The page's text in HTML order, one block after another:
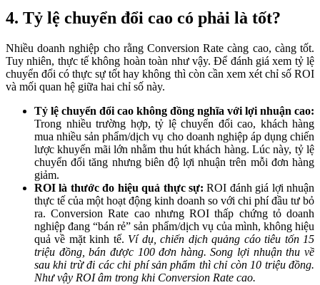
4. Tỷ lệ chuyển đổi cao có phải là tốt?
Nhiều doanh nghiệp cho rằng Conversion Rate càng cao, càng tốt.
Tuy nhiên, thực tế không hoàn toàn như vậy. Để đánh giá xem tỷ lệ
chuyển đổi có thực sự tốt hay không thì còn cần xem xét chỉ số ROI
và mối quan hệ giữa hai chỉ số này.
Tỷ lệ chuyển đổi cao không đồng nghĩa với lợi nhuận cao:
Trong nhiều trường hợp, tỷ lệ chuyển đổi cao, khách hàng
mua nhiều sản phẩm/dịch vụ cho doanh nghiệp áp dụng chiến
lược khuyến mãi lớn nhằm thu hút khách hàng. Lúc này, tỷ lệ
chuyển đổi tăng nhưng biên độ lợi nhuận trên mỗi đơn hàng
giảm.
ROI là thước đo hiệu quả thực sự:ROI đánh giá lợi nhuận
thực tế của một hoạt động kinh doanh so với chi phí đầu tư bỏ
ra. Conversion Rate cao nhưng ROI thấp chứng tỏ doanh
nghiệp đang “bán rẻ” sản phẩm/dịch vụ của mình, không hiệu
quả về mặt kinh tế. Ví dụ, chiến dịch quảng cáo tiêu tốn 15
triệu đồng, bán được 100 đơn hàng. Song lợi nhuận thu về
sau khi trừ đi các chi phí sản phẩm thì chỉ còn 10 triệu đồng.
Như vậy ROI âm trong khi Conversion Rate cao.